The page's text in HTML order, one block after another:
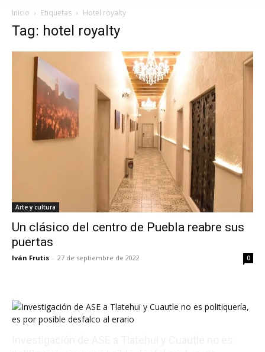
Inicio Etiquetas Hotel royalty
Tag: hotel royalty
Arte y cultura
Un clásico del centro de Puebla reabre sus
puertas
Iván Frutis - 27 de septiembre de 2022 0